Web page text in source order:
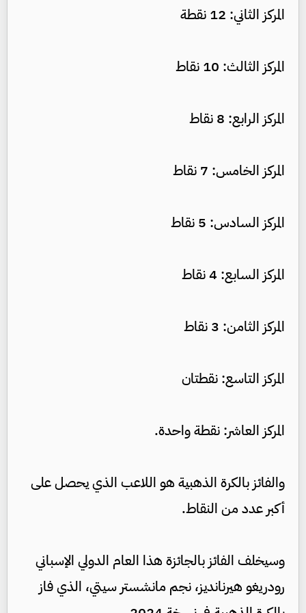
المركز الثاني: 12 نقطة
المركز الثالث: 10 نقاط
المركز الرابع: 8 نقاط
المركز الخامس: 7 نقاط
المركز السادس: 5 نقاط
المركز السابع: 4 نقاط
المركز الثامن: 3 نقاط
المركز التاسع: نقطتان
المركز العاشر: نقطة واحدة.
والفائز بالكرة الذهبية هو اللاعب الذي يحصل على
أكبر عدد من النقاط.
وسيخلف الفائز بالجائزة هذا العام الدولي الإسباني
رودريغو هيرنانديز، نجم مانشستر سيتي، الذي فاز